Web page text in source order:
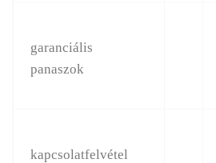
garanciális
panaszok
kapcsolatfelvétel